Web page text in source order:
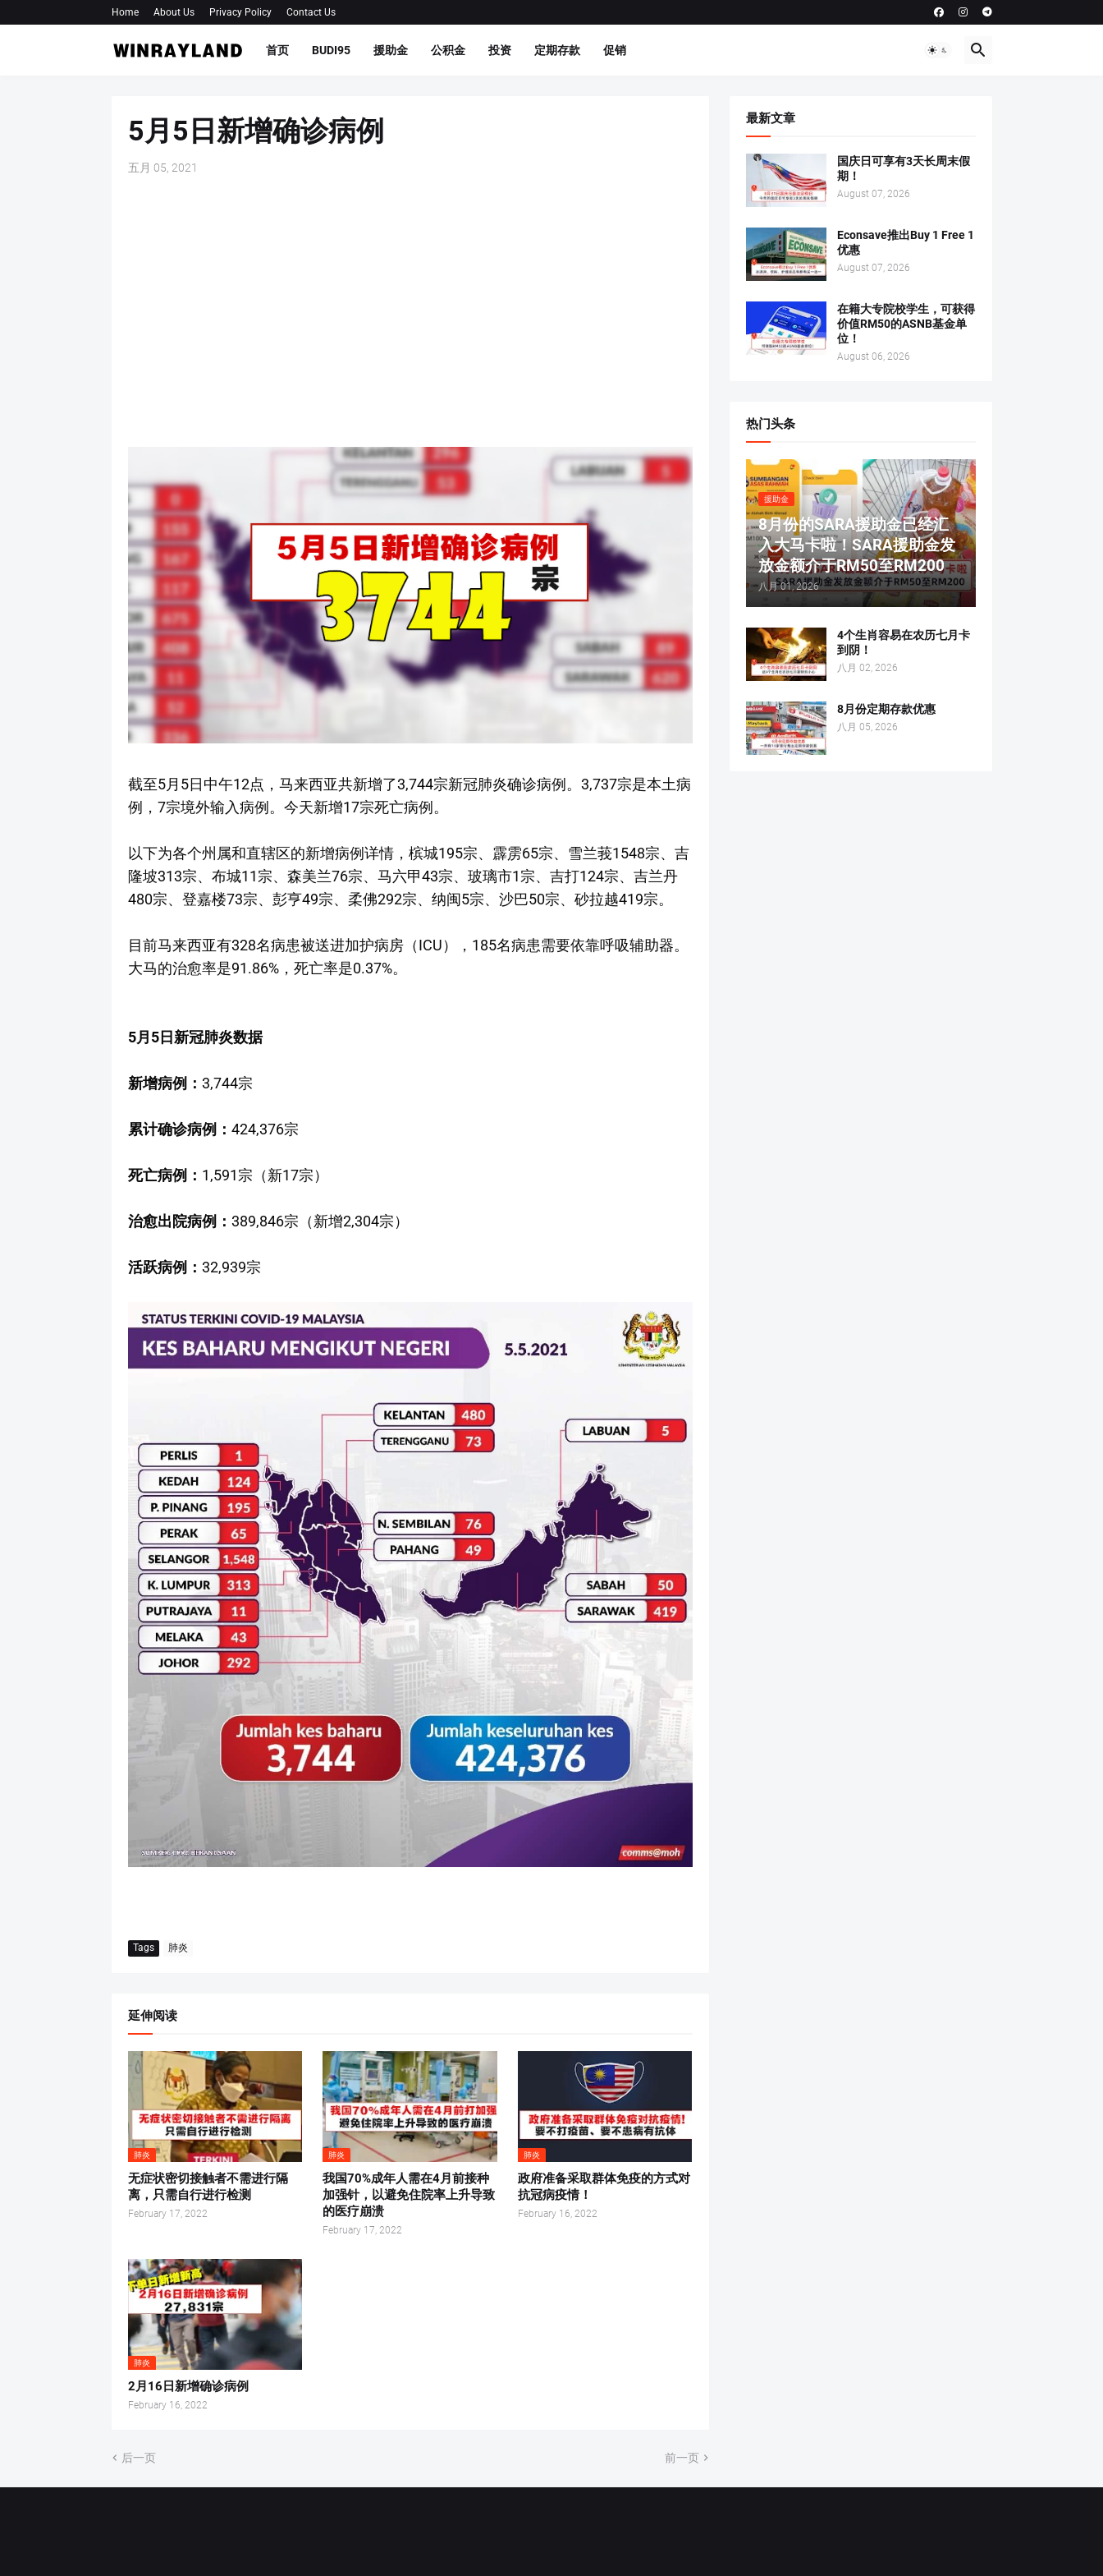
Home About Us Privacy Policy Contact Us
首页 BUDI95 援助金 公积金 投资 定期存款 促销
5月5日新增确诊病例
五月 05, 2021
截至5月5日中午12点，马来西亚共新增了3,744宗新冠肺炎确诊病例。3,737宗是本土病
例，7宗境外输入病例。今天新增17宗死亡病例。
以下为各个州属和直辖区的新增病例详情，槟城195宗、霹雳65宗、雪兰莪1548宗、吉
隆坡313宗、布城11宗、森美兰76宗、马六甲43宗、玻璃市1宗、吉打124宗、吉兰丹
480宗、登嘉楼73宗、彭亨49宗、柔佛292宗、纳闽5宗、沙巴50宗、砂拉越419宗。
目前马来西亚有328名病患被送进加护病房（ICU），185名病患需要依靠呼吸辅助器。
大马的治愈率是91.86%，死亡率是0.37%。
5月5日新冠肺炎数据
新增病例： 3,744宗
累计确诊病例： 424,376宗
死亡病例： 1,591宗（新17宗）
治愈出院病例： 389,846宗（新增2,304宗）
活跃病例： 32,939宗
Tags 肺炎
延伸阅读
肺炎
无症状密切接触者不需进行隔
离，只需自行进行检测
February 17, 2022
肺炎
我国70%成年人需在4月前接种
加强针，以避免住院率上升导致
的医疗崩溃
February 17, 2022
肺炎
政府准备采取群体免疫的方式对
抗冠病疫情！
February 16, 2022
肺炎
2月16日新增确诊病例
February 16, 2022
后一页 前一页
最新文章
国庆日可享有3天长周末假
期！
August 07, 2026
Econsave推出Buy 1 Free 1
优惠
August 07, 2026
在籍大专院校学生，可获得
价值RM50的ASNB基金单
位！
August 06, 2026
热门头条
援助金
8月份的SARA援助金已经汇
入大马卡啦！SARA援助金发
放金额介于RM50至RM200
八月 01, 2026
4个生肖容易在农历七月卡
到阴！
八月 02, 2026
8月份定期存款优惠
八月 05, 2026